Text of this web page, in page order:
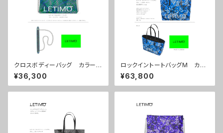
クロスボディーバッグ カラー/
センスブルー ■配送まで約１
か月
¥36,300
ロックイントートバッグM カラ
ー/プロポーズブルー ■配送
まで約１か月
¥63,800